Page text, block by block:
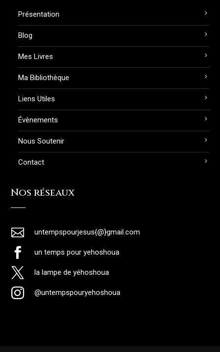
Présentation
Blog
Mes Livres
Ma Bibliothèque
Liens Utiles
Évènements
Nous Soutenir
Contact
Nos réseaux
 untempspourjesus{@}gmail.com
 un temps pour yehoshoua
 la lampe de yéhoshoua
 @untempspouryehoshoua